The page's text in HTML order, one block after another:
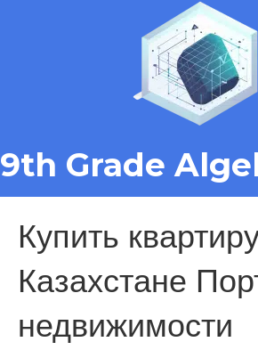
9th Grade
Купить
Казахстане
недвижимости